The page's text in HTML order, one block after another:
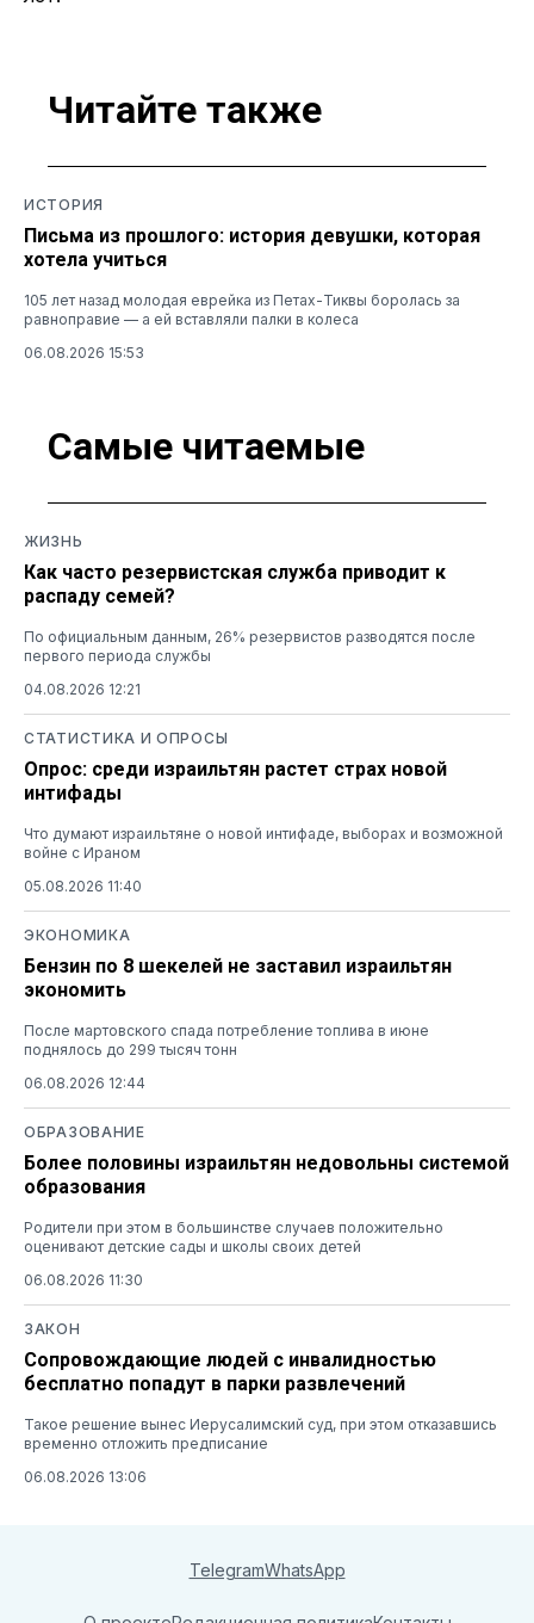
Читайте также
ИСТОРИЯ
Письма из прошлого: история девушки, которая
хотела учиться
105 лет назад молодая еврейка из Петах-Тиквы боролась за
равноправие — а ей вставляли палки в колеса
06.08.2026 15:53
Самые читаемые
ЖИЗНЬ
Как часто резервистская служба приводит к
распаду семей?
По официальным данным, 26% резервистов разводятся после
первого периода службы
04.08.2026 12:21
СТАТИСТИКА И ОПРОСЫ
Опрос: среди израильтян растет страх новой
интифады
Что думают израильтяне о новой интифаде, выборах и возможной
войне с Ираном
05.08.2026 11:40
ЭКОНОМИКА
Бензин по 8 шекелей не заставил израильтян
экономить
После мартовского спада потребление топлива в июне
поднялось до 299 тысяч тонн
06.08.2026 12:44
ОБРАЗОВАНИЕ
Более половины израильтян недовольны системой
образования
Родители при этом в большинстве случаев положительно
оценивают детские сады и школы своих детей
06.08.2026 11:30
ЗАКОН
Сопровождающие людей с инвалидностью
бесплатно попадут в парки развлечений
Такое решение вынес Иерусалимский суд, при этом отказавшись
временно отложить предписание
06.08.2026 13:06
TelegramWhatsApp